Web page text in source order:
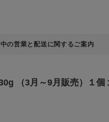
の営業と配送に関するご案内
（3月～9月販売）１個